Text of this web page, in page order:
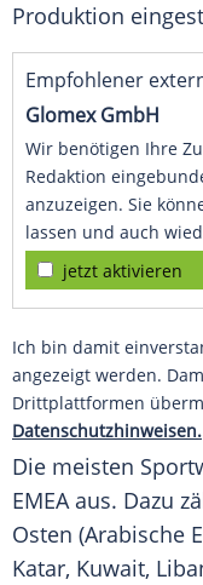
Produktion
Empfohlener
Glomex GmbH
Wir benötigen Ihre
Redaktion
anzuzeigen. Sie
lassen und auch
jetzt aktivieren
Ich bin damit
angezeigt werden.
Drittplattformen
Datenschutzhinweisen.
Die meisten
EMEAaus. Dazu
Osten (Arabische
Katar, Kuwait,